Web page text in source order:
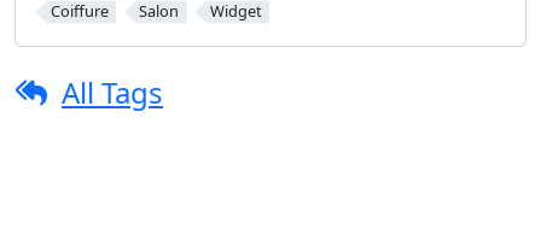
Coiffure
Salon Widget
All Tags